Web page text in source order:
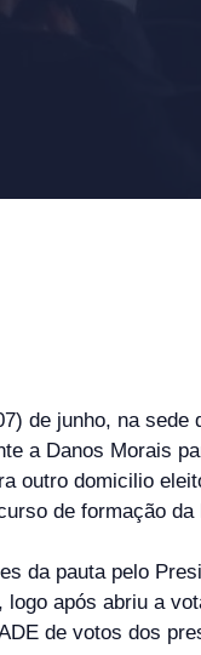
de junho, na
a Danos Morais
outro domicilio
de formação
da pauta pelo
logo após abriu a
de votos dos